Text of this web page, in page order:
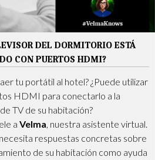
DEL DORMITORIO ESTÁ
CON PUERTOS HDMI?
tu portátil al hotel? ¿Puede utilizar
HDMI para conectarlo a la
TV de su habitación?
a Velma, nuestra asistente virtual.
respuestas concretas sobre
de su habitación como ayuda